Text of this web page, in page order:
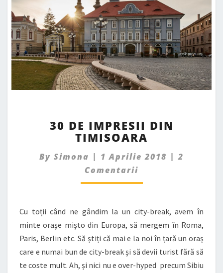
DE
IMPRESII
TIMISOARA
30 DE IMPRESII DIN
TIMISOARA
By Simona | 1 Aprilie 2018 |2
Comentarii
Cu toții când ne gândim la un city-break, avem în
minte orașe mișto din Europa, să mergem în Roma,
Paris, Berlin etc. Să știți că mai e la noi în țară un oraș
care e numai bun de city-break și să devii turist fără să
te coste mult. Ah, și nici nu e over-hyped precum Sibiu